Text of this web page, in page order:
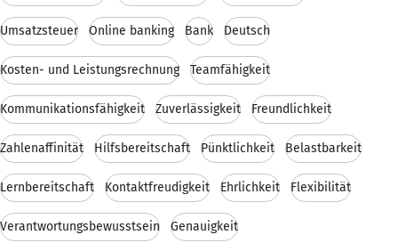
Umsatzsteuer Online banking Bank Deutsch
Kosten- und Leistungsrechnung Teamfähigkeit
Kommunikationsfähigkeit Zuverlässigkeit Freundlichkeit
Zahlenaffinität Hilfsbereitschaft Pünktlichkeit Belastbarkeit
Lernbereitschaft Kontaktfreudigkeit Ehrlichkeit Flexibilität
Verantwortungsbewusstsein Genauigkeit